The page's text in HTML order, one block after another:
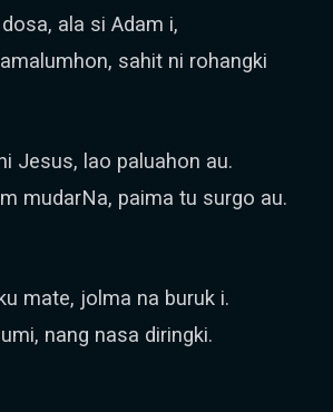
ala si Adam i,
sahit ni rohangki
Jesus, lao paluahon au.
mudarNa, paima tu surgo au.
mate, jolma na buruk i.
nang nasa diringki.